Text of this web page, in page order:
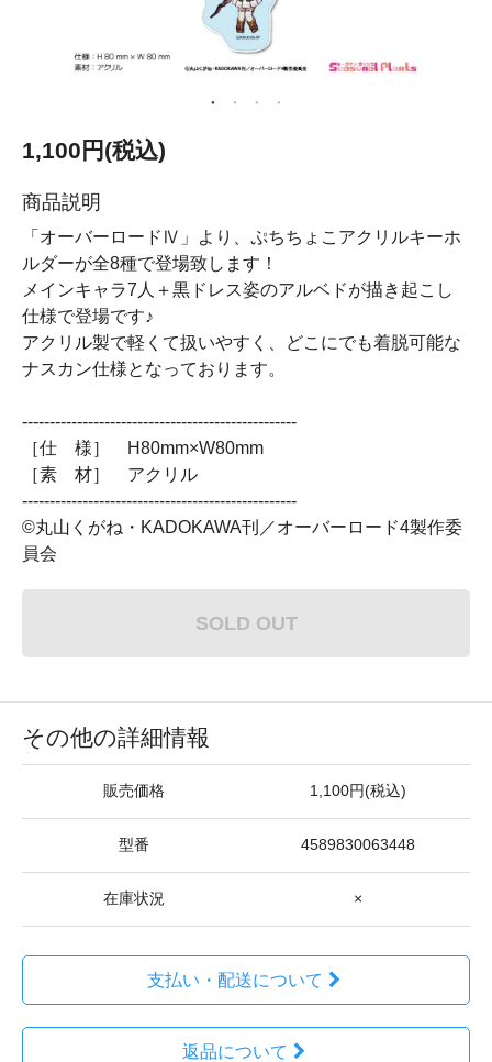
1,100円(税込)
商品説明
「オーバーロードⅣ」より、ぷちちょこアクリルキーホ
ルダーが全8種で登場致します！
メインキャラ7人＋黒ドレス姿のアルベドが描き起こし
仕様で登場です♪
アクリル製で軽くて扱いやすく、どこにでも着脱可能な
ナスカン仕様となっております。
--------------------------------------------------
［仕 様］ H80mm×W80mm
［素 材］ アクリル
--------------------------------------------------
©丸山くがね・KADOKAWA刊／オーバーロード4製作委
員会
SOLD OUT
その他の詳細情報
販売価格 1,100円(税込)
型番 4589830063448
在庫状況 ×
支払い・配送について
返品について